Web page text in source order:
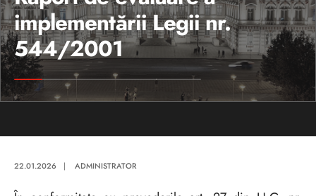
implementării Legii nr.
544/2001
22.01.2026 | ADMINISTRATOR